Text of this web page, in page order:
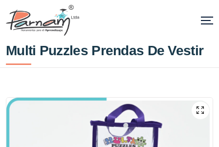
Multi Puzzles Prendas De Vestir